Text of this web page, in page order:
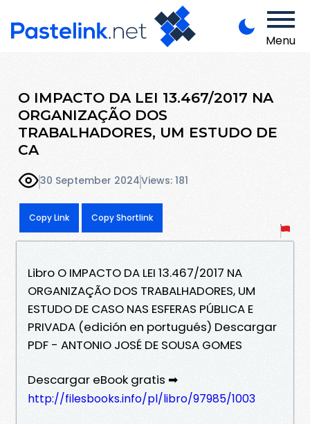
Menu
O IMPACTO DA LEI 13.467/2017 NA
ORGANIZAÇÃO DOS
TRABALHADORES, UM ESTUDO DE
CA
30 September 2024Views: 181
Copy Link Copy Shortlink
Libro O IMPACTO DA LEI 13.467/2017 NA
ORGANIZAÇÃO DOS TRABALHADORES, UM
ESTUDO DE CASO NAS ESFERAS PÚBLICA E
PRIVADA (edición en portugués) Descargar
PDF - ANTONIO JOSÉ DE SOUSA GOMES
Descargar eBook gratis ➡
http://filesbooks.info/pl/libro/97985/1003